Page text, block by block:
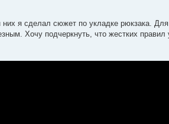
я сделал сюжет по укладке рюкзака. Для
Хочу подчеркнуть, что жестких